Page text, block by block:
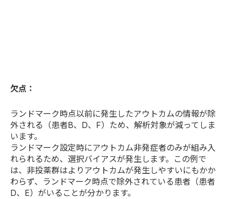
欠点：
ランドマーク時点以前に発生したアウトカムの情報が除
外される（患者B、D、F）ため、解析対象が減ってしま
います。
ランドマーク設定時にアウトカム非発症者のみが組み入
れられるため、選択バイアスが発生します。この例で
は、非投薬群はよりアウトカムが発生しやすいにもかか
わらず、ランドマーク時点で除外されている患者（患者
D、E）がいることが分かります。